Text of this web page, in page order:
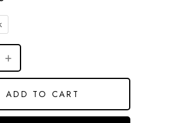
ADD TO CART